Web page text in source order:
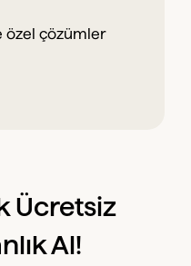
özel çözümler
Ücretsiz
Al!